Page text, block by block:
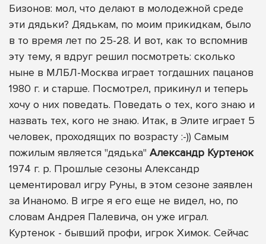
Бизонов: мол, что делают в молодежной среде
эти дядьки? Дядькам, по моим прикидкам, было
в то время лет по 25-28. И вот, как то вспомнив
эту тему, я вдруг решил посмотреть: сколько
ныне в МЛБЛ-Москва играет тогдашних пацанов
1980 г. и старше. Посмотрел, прикинул и теперь
хочу о них поведать. Поведать о тех, кого знаю и
назвать тех, кого не знаю. Итак, в Элите играет 5
человек, проходящих по возрасту :-)) Самым
пожилым является "дядька" Александр Куртенок
1974 г. р. Прошлые сезоны Александр
цементировал игру Руны, в этом сезоне заявлен
за Инаномо. В игре я его еще не видел, но, по
словам Андрея Палевича, он уже играл.
Куртенок - бывший профи, игрок Химок. Сейчас